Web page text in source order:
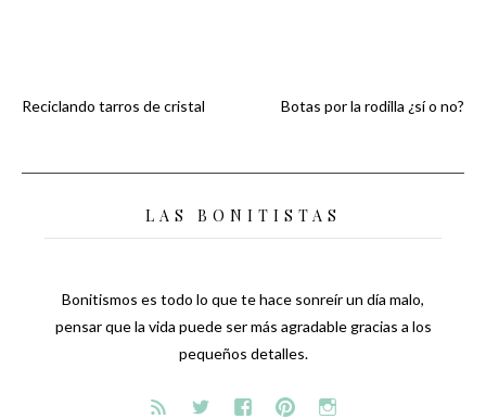
Navegación
de
entradas
Reciclando tarros de cristal Botas por la rodilla ¿sí o no?
LAS BONITISTAS
Bonitismos es todo lo que te hace sonreír un día malo,
pensar que la vida puede ser más agradable gracias a los
pequeños detalles.